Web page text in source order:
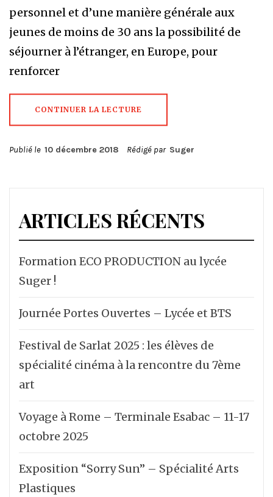
personnel et d’une manière générale aux
jeunes de moins de 30 ans la possibilité de
séjourner à l’étranger, en Europe, pour
renforcer
CONTINUER LA LECTURE
Publié le 10 décembre 2018 Rédigé par Suger
ARTICLES RÉCENTS
Formation ECO PRODUCTION au lycée
Suger !
Journée Portes Ouvertes – Lycée et BTS
Festival de Sarlat 2025 : les élèves de
spécialité cinéma à la rencontre du 7ème
art
Voyage à Rome – Terminale Esabac – 11-17
octobre 2025
Exposition “Sorry Sun” – Spécialité Arts
Plastiques